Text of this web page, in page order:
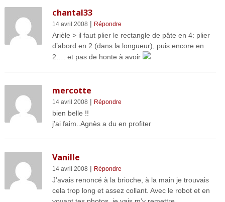
chantal33
14 avril 2008 | Répondre
Arièle > il faut plier le rectangle de pâte en 4: plier
d’abord en 2 (dans la longueur), puis encore en
2…. et pas de honte à avoir
mercotte
14 avril 2008 | Répondre
bien belle !!
j’ai faim..Agnès a du en profiter
Vanille
14 avril 2008 | Répondre
J’avais renoncé à la brioche, à la main je trouvais
cela trop long et assez collant. Avec le robot et en